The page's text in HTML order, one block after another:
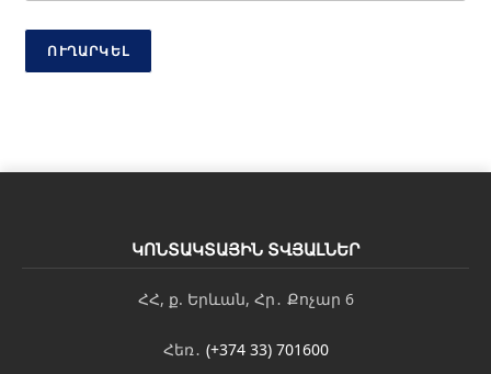
ՈՒՂԱՐԿԵԼ
ԿՈՆՏԱԿՏԱՅԻՆ ՏՎՅԱԼՆԵՐ
ՀՀ, ք. Երևան, Հր․ Քոչար 6
Հեռ․ (+374 33) 701600